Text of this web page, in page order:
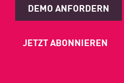
DEMO ANFORDERN
JETZT ABONNIEREN